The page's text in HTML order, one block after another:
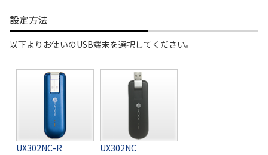
設定方法
以下よりお使いのUSB端末を選択してください。
UX302NC-R UX302NC